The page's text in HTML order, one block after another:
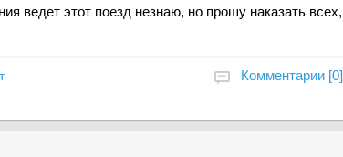
ведет этот поезд незнаю, но прошу наказать всех,
Комментарии [0]